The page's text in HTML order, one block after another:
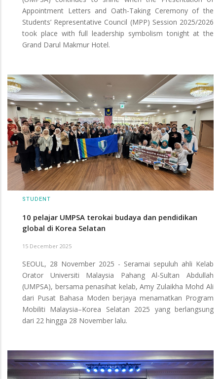
Appointment Letters and Oath-Taking Ceremony of the
Students’ Representative Council (MPP) Session 2025/2026
took place with full leadership symbolism tonight at the
Grand Darul Makmur Hotel.
STUDENT
10 pelajar UMPSA terokai budaya dan pendidikan
global di Korea Selatan
15 December 2025
SEOUL, 28 November 2025 - Seramai sepuluh ahli Kelab
Orator Universiti Malaysia Pahang Al-Sultan Abdullah
(UMPSA), bersama penasihat kelab, Amy Zulaikha Mohd Ali
dari Pusat Bahasa Moden berjaya menamatkan Program
Mobiliti Malaysia–Korea Selatan 2025 yang berlangsung
dari 22 hingga 28 November lalu.